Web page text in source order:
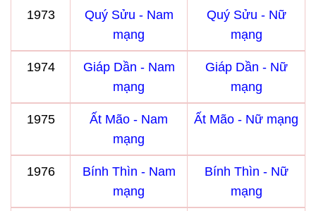
1973
Quý Sửu - Nam
mạng
Quý Sửu - Nữ
mạng
1974
Giáp Dần - Nam
mạng
Giáp Dần - Nữ
mạng
1975
Ất Mão - Nam
mạng
Ất Mão - Nữ mạng
1976
Bính Thìn - Nam
mạng
Bính Thìn - Nữ
mạng